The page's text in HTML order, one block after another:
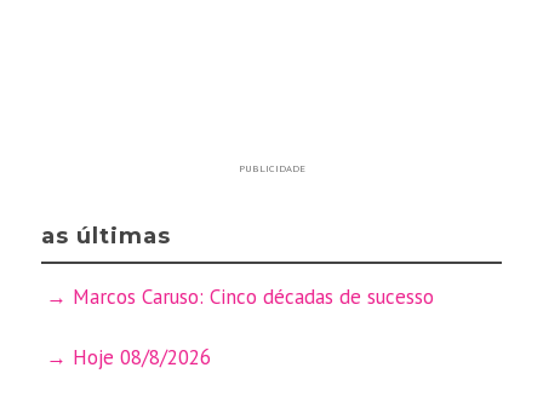
PUBLICIDADE
as últimas
Marcos Caruso: Cinco décadas de sucesso
Hoje 08/8/2026